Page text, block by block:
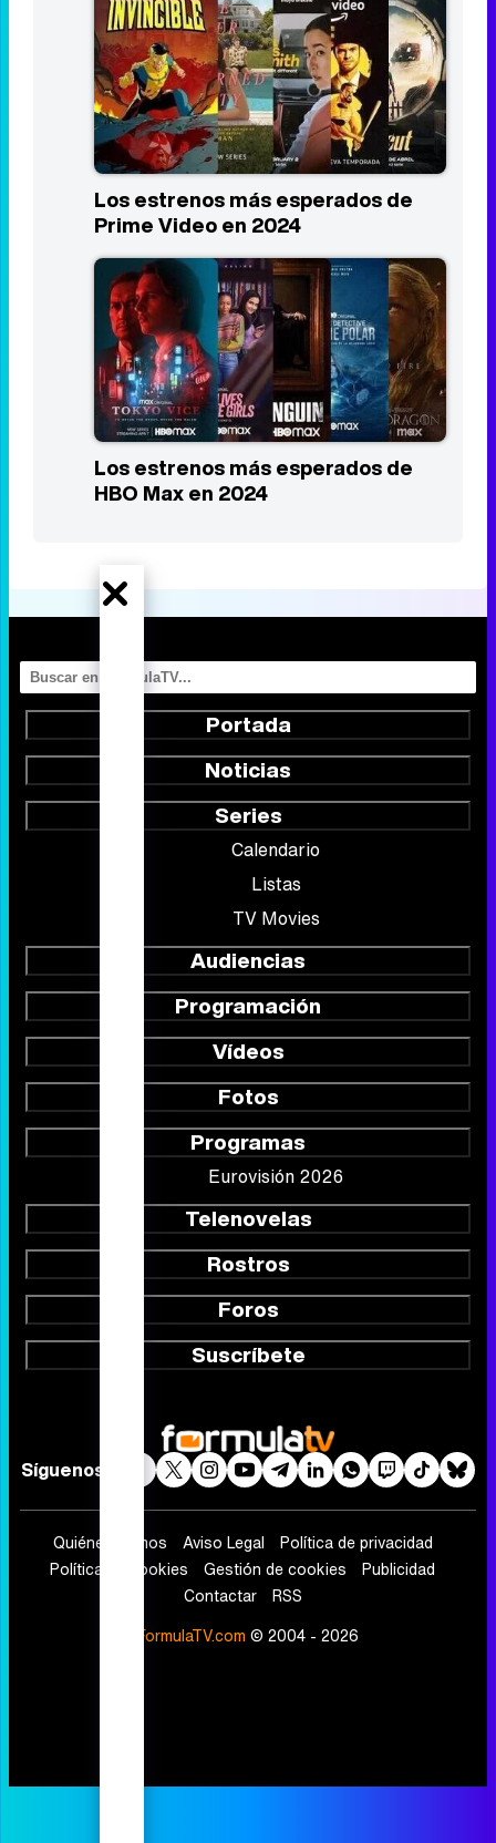
Los estrenos más esperados de
Prime Video en 2024
Los estrenos más esperados de
HBO Max en 2024
Portada
Noticias
Series
Calendario
Listas
TV Movies
Audiencias
Programación
Vídeos
Fotos
Programas
Eurovisión 2026
Telenovelas
Rostros
Foros
Suscríbete
Síguenos
Quiénes somos Aviso Legal
Política de privacidad
Política de cookies
Gestión de cookies
Publicidad
Contactar
RSS
FormulaTV.com © 2004 - 2026